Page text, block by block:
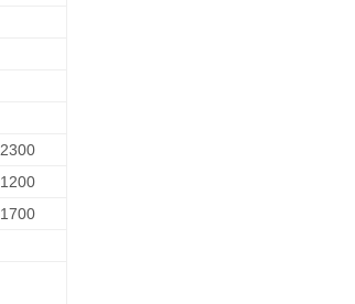
2300
1200
1700